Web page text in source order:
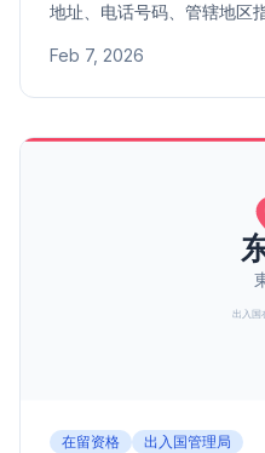
地址、电话号码、管辖地区指
Feb 7, 2026
在留资格 出入国管理局